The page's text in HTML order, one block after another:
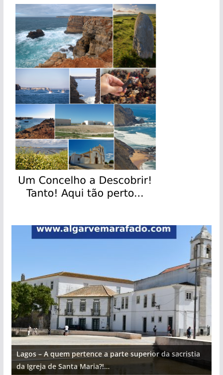
Lagos – A quem pertence a parte superior da sacristia
da Igreja de Santa Maria?!…